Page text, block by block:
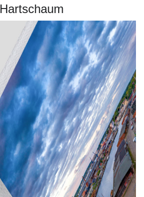
Hartschaum